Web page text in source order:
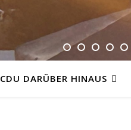
CDU DARÜBER HINAUS